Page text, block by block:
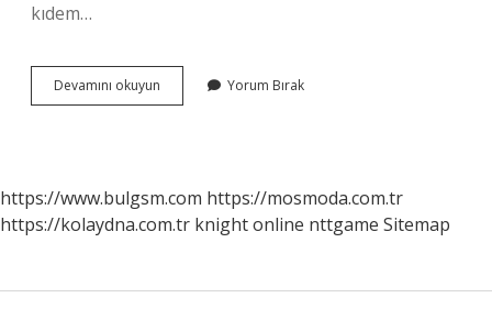
kıdem…
Devamını okuyun
Sektörde
Yorum Bırak
https://www.bulgsm.com https://mosmoda.com.tr
https://kolaydna.com.tr knight online nttgame Sitemap